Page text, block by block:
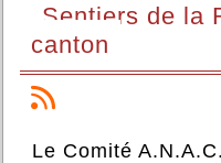
Sentiers de la
canton
Le Comité